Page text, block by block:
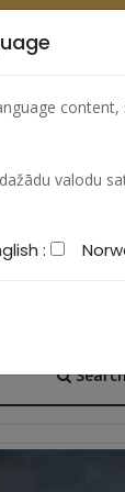
content,
valodu
:(